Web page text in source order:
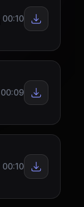
00:10
00:09
00:10